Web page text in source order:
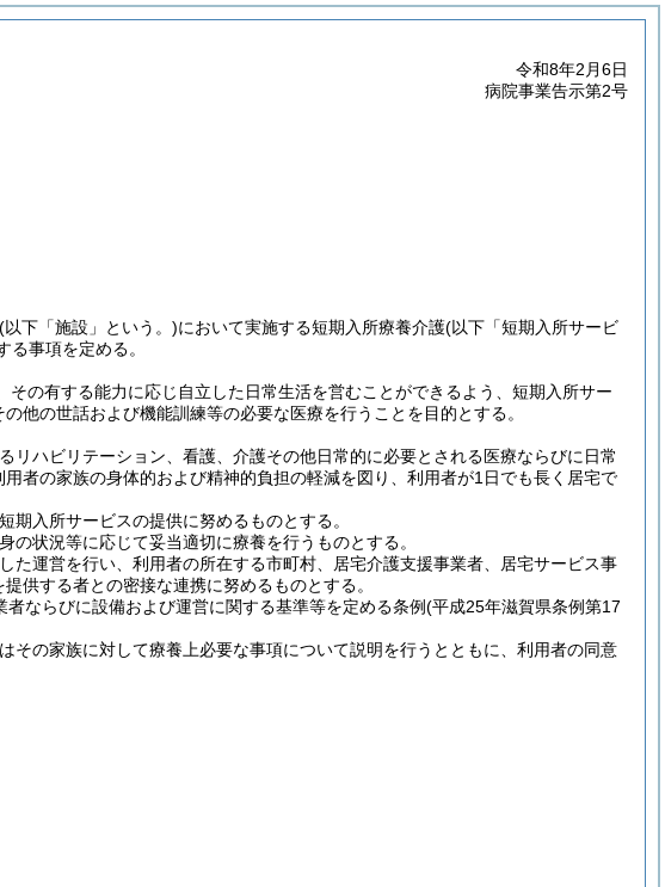
令和8年2月6日
病院事業告示第2号
(以下「施設」という。)において実施する短期入所療養介護(以下「短期入所サービ
事項を定める。
その有する能力に応じ自立した日常生活を営むことができるよう、短期入所サー
他の世話および機能訓練等の必要な医療を行うことを目的とする。
ハビリテーション、看護、介護その他日常的に必要とされる医療ならびに日常
者の家族の身体的および精神的負担の軽減を図り、利用者が1日でも長く居宅で
入所サービスの提供に努めるものとする。
状況等に応じて妥当適切に療養を行うものとする。
運営を行い、利用者の所在する市町村、居宅介護支援事業者、居宅サービス事
供する者との密接な連携に努めるものとする。
ならびに設備および運営に関する基準等を定める条例(平成25年滋賀県条例第17
の家族に対して療養上必要な事項について説明を行うとともに、利用者の同意